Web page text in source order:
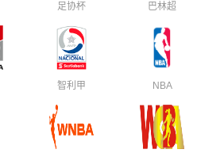
足协杯 巴林超
智利甲 NBA